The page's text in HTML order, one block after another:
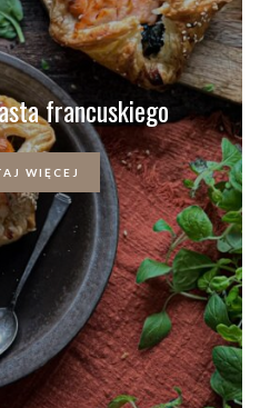
francuskiego
WIĘCEJ